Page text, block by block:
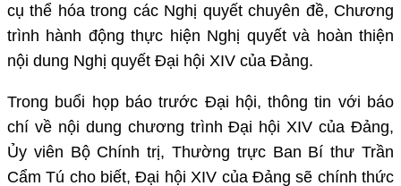
cụ thể hóa trong các Nghị quyết chuyên đề, Chương
trình hành động thực hiện Nghị quyết và hoàn thiện
nội dung Nghị quyết Đại hội XIV của Đảng.
Trong buổi họp báo trước Đại hội, thông tin với báo
chí về nội dung chương trình Đại hội XIV của Đảng,
Ủy viên Bộ Chính trị, Thường trực Ban Bí thư Trần
Cẩm Tú cho biết, Đại hội XIV của Đảng sẽ chính thức